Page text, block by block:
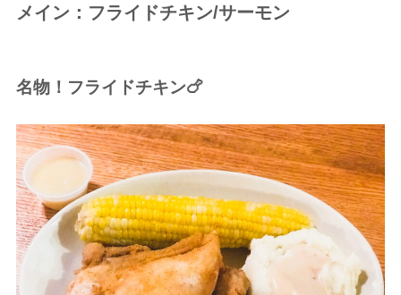
メイン：フライドチキン/サーモン
名物！フライドチキン🍗